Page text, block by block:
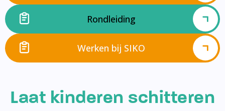
Rondleiding
Werken bij SIKO
Laat kinderen schitteren